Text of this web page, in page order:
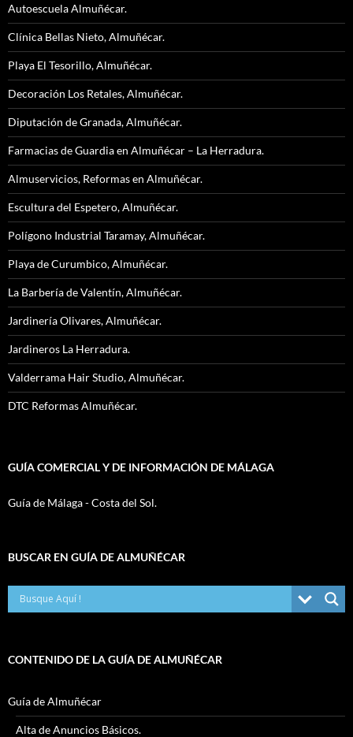
Autoescuela Almuñécar.
Clínica Bellas Nieto, Almuñécar.
Playa El Tesorillo, Almuñécar.
Decoración Los Retales, Almuñécar.
Diputación de Granada, Almuñécar.
Farmacias de Guardia en Almuñécar – La Herradura.
Almuservicios, Reformas en Almuñécar.
Escultura del Espetero, Almuñécar.
Polígono Industrial Taramay, Almuñécar.
Playa de Curumbico, Almuñécar.
La Barbería de Valentín, Almuñécar.
Jardinería Olivares, Almuñécar.
Jardineros La Herradura.
Valderrama Hair Studio, Almuñécar.
DTC Reformas Almuñécar.
GUÍA COMERCIAL Y DE INFORMACIÓN DE MÁLAGA
Guía de Málaga - Costa del Sol.
BUSCAR EN GUÍA DE ALMUÑÉCAR
CONTENIDO DE LA GUÍA DE ALMUÑÉCAR
Guía de Almuñécar
Alta de Anuncios Básicos.